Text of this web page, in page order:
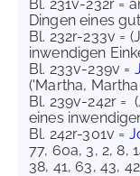
Bl. 231v-232r =
Dingen eines
Bl. 232r-233v =
inwendigen
Bl. 233v-239v =
('Martha,
Bl. 239v-242r =
eines
Bl. 242r-301v =
77, 60a, 3, 2, 8,
38, 41, 63, 43,